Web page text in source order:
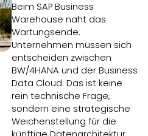
Beim SAP Business
Warehouse naht das
Wartungsende.
Unternehmen müssen sich
entscheiden zwischen
BW/4HANA und der Business
Data Cloud. Das ist keine
rein technische Frage,
sondern eine strategische
Weichenstellung für die